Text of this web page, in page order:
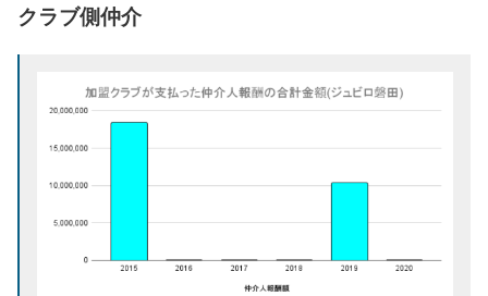
pic.twitter.com/SSOoTi7MtY
クラブ側仲介